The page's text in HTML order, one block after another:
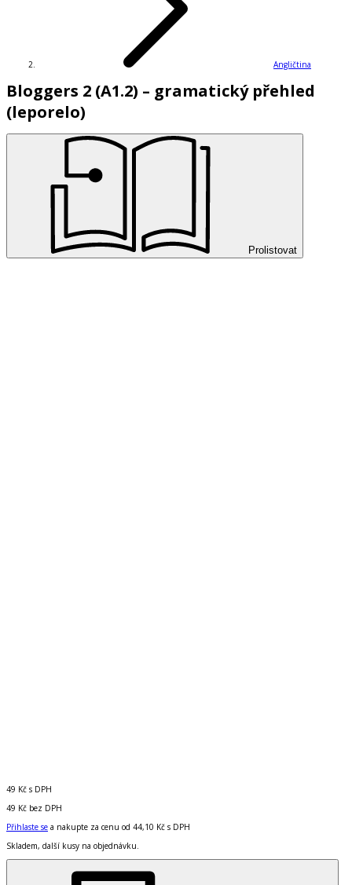
Angličtina
Bloggers 2 (A1.2) – gramatický přehled
(leporelo)
Prolistovat
49 Kč s DPH
49 Kč bez DPH
Přihlaste se a nakupte za cenu od 44,10 Kč s DPH
Skladem, další kusy na objednávku.